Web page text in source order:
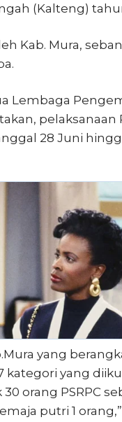
(Kalteng)
Kab. Mura,
Lembaga
pelaksanaan
28 Juni
yang
yang
orang PSRPC
putri 1